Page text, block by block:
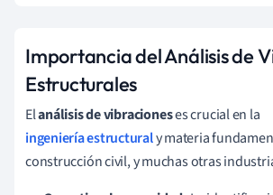
Importancia del Análisis de
Estructurales
Elanálisis de vibracioneses crucial en la
ingeniería estructuraly materia
construcción civil, y muchas otras